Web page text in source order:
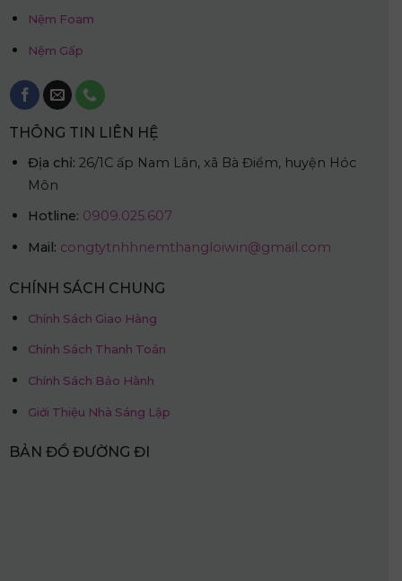
Nệm Foam
Nệm Gấp
THÔNG TIN LIÊN HỆ
Địa chỉ: 26/1C ấp Nam Lân, xã Bà Điểm, huyện Hóc
Môn
Hotline: 0909.025.607
Mail: congtytnhhnemthangloiwin@gmail.com
CHÍNH SÁCH CHUNG
Chính Sách Giao Hàng
Chính Sách Thanh Toán
Chính Sách Bảo Hành
Giới Thiệu Nhà Sáng Lập
BẢN ĐỒ ĐƯỜNG ĐI